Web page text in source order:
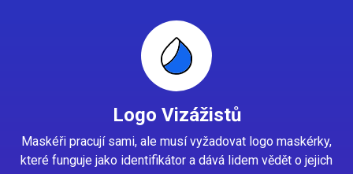
Logo Vizážistů
Maskéři pracují sami, ale musí vyžadovat logo maskérky,
které funguje jako identifikátor a dává lidem vědět o jejich